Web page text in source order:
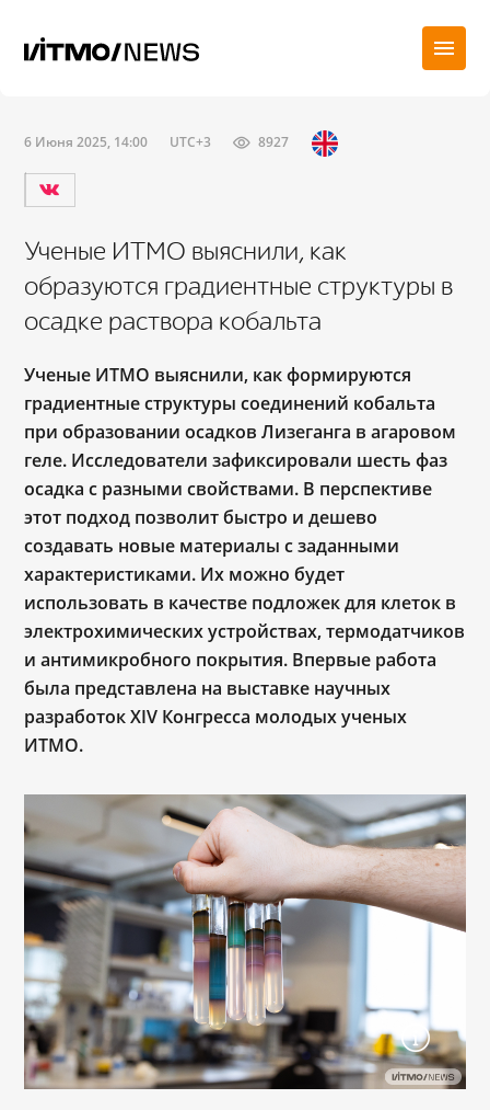
6 Июня 2025, 14:00 UTC+3 8927
Ученые ИТМО выяснили, как
образуются градиентные структуры в
осадке раствора кобальта
Ученые ИТМО выяснили, как формируются
градиентные структуры соединений кобальта
при образовании осадков Лизеганга в агаровом
геле. Исследователи зафиксировали шесть фаз
осадка с разными свойствами. В перспективе
этот подход позволит быстро и дешево
создавать новые материалы с заданными
характеристиками. Их можно будет
использовать в качестве подложек для клеток в
электрохимических устройствах, термодатчиков
и антимикробного покрытия. Впервые работа
была представлена на выставке научных
разработок XIV Конгресса молодых ученых
ИТМО.